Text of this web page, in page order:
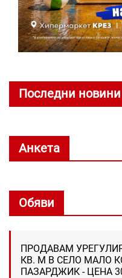
Последни новини
Анкета
Обяви
ПРОДАВАМ
КВ. М В СЕЛО МАЛО
ПАЗАРДЖИК - ЦЕНА